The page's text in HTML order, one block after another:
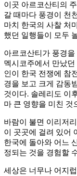
이곳 아르코산티의
갈 때마다 풍경이 천
마치 한국의 사찰 처
했던 일행들이 모두
아르코산티가 풍경
멕시코주에서 만났던
인이 한국 전쟁에 참
경을 보고 크게 감동
것이다. 솔레리도 이
마 큰 영향을 미친 것
바람이 불면 이리저
이 곳곳에 걸려 있어
한국에 돌아와 어느
정되는 것을 경험할
세상은 너무나 어지